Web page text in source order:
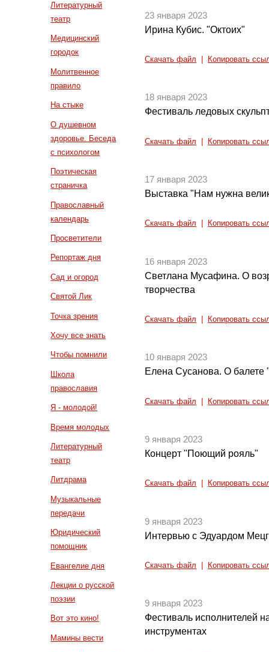
Литературный
театр
Медицинский
городок
Молитвенное
правило
На стыке
О душевном
здоровье. Беседа
с психологом
Поэтическая
страничка
Православный
календарь
Просветители
Репортаж дня
Сад и огород
Святой Лик
Точка зрения
Хочу все знать
Чтобы помнили
Школа
православия
Я - молодой!
Время молодых
Литературный
театр
Литдрама
Музыкальные
передачи
Юридический
помощник
Евангелие дня
Лекции о русской
поэзии
Вот это кино!
Мамины вести
23 января 2023
Ирина Кубис. "Октоих"
Скачать файл Копировать
18 января 2023
Фестиваль ледовых
Скачать файл Копировать
17 января 2023
Выставка "Нам нужна
Скачать файл Копировать
16 января 2023
Светлана Мусафина. О
творчества
Скачать файл Копировать
10 января 2023
Елена Сусанова. О балете
Скачать файл Копировать
9 января 2023
Концерт "Поющий рояль"
Скачать файл Копировать
9 января 2023
Интервью с Эдуардом
Скачать файл Копировать
9 января 2023
Фестиваль исполнителей
инструментах